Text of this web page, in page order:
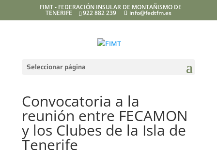
FIMT - FEDERACIÓN INSULAR DE MONTAÑISMO DE
TENERIFE 922 882 239 info@fedtfm.es
Seleccionar página
Convocatoria a la
reunión entre FECAMON
y los Clubes de la Isla de
Tenerife